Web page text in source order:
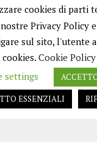
cookies di parti
Privacy Policy
sul sito, l'utente
cookies. Cookie Policy
settings
ESSENZIALI